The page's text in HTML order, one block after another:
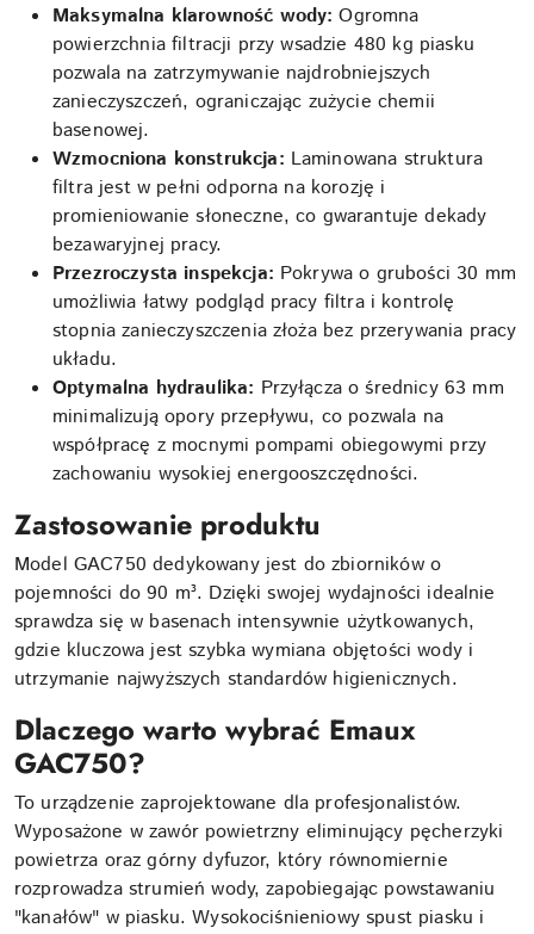
Maksymalna klarowność wody: Ogromna
powierzchnia filtracji przy wsadzie 480 kg piasku
pozwala na zatrzymywanie najdrobniejszych
zanieczyszczeń, ograniczając zużycie chemii
basenowej.
Wzmocniona konstrukcja: Laminowana struktura
filtra jest w pełni odporna na korozję i
promieniowanie słoneczne, co gwarantuje dekady
bezawaryjnej pracy.
Przezroczysta inspekcja: Pokrywa o grubości 30 mm
umożliwia łatwy podgląd pracy filtra i kontrolę
stopnia zanieczyszczenia złoża bez przerywania pracy
układu.
Optymalna hydraulika: Przyłącza o średnicy 63 mm
minimalizują opory przepływu, co pozwala na
współpracę z mocnymi pompami obiegowymi przy
zachowaniu wysokiej energooszczędności.
Zastosowanie produktu
Model GAC750 dedykowany jest do zbiorników o
pojemności do 90 m³. Dzięki swojej wydajności idealnie
sprawdza się w basenach intensywnie użytkowanych,
gdzie kluczowa jest szybka wymiana objętości wody i
utrzymanie najwyższych standardów higienicznych.
Dlaczego warto wybrać Emaux
GAC750?
To urządzenie zaprojektowane dla profesjonalistów.
Wyposażone w zawór powietrzny eliminujący pęcherzyki
powietrza oraz górny dyfuzor, który równomiernie
rozprowadza strumień wody, zapobiegając powstawaniu
"kanałów" w piasku. Wysokociśnieniowy spust piasku i